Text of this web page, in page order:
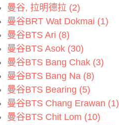
曼谷, 拉明德拉 (2)
曼谷BRT Wat Dokmai (1)
曼谷BTS Ari (8)
曼谷BTS Asok (30)
曼谷BTS Bang Chak (3)
曼谷BTS Bang Na (8)
曼谷BTS Bearing (5)
曼谷BTS Chang Erawan (1)
曼谷BTS Chit Lom (10)